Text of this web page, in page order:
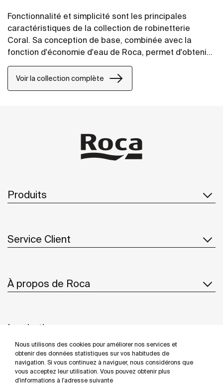
Nous utilisons des cookies pour améliorer nos services et
obtenir des données statistiques sur vos habitudes de
navigation. Si vous continuez à naviguer, nous considérons que
vous acceptez leur utilisation. Vous pouvez obtenir plus
d'informations à l'adresse suivante
Fonctionnalité et simplicité sont les principales
caractéristiques de la collection de robinetterie
Coral. Sa conception de base, combinée avec la
fonction d'économie d'eau de Roca, permet d'obtenir
la solution la mieux adaptée à chaque besoin.
Voir la collection complète
Produits
Service Client
À propos de Roca
Inspiration
Suivez-nous